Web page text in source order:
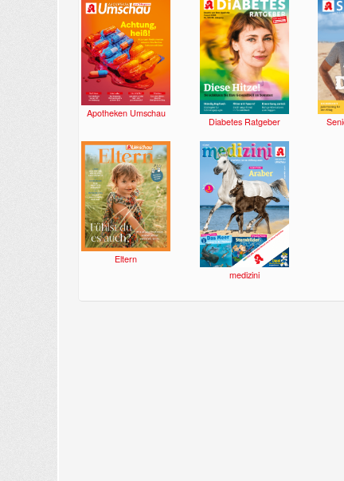
Apotheken Umschau
Diabetes Ratgeber
Eltern
medizini